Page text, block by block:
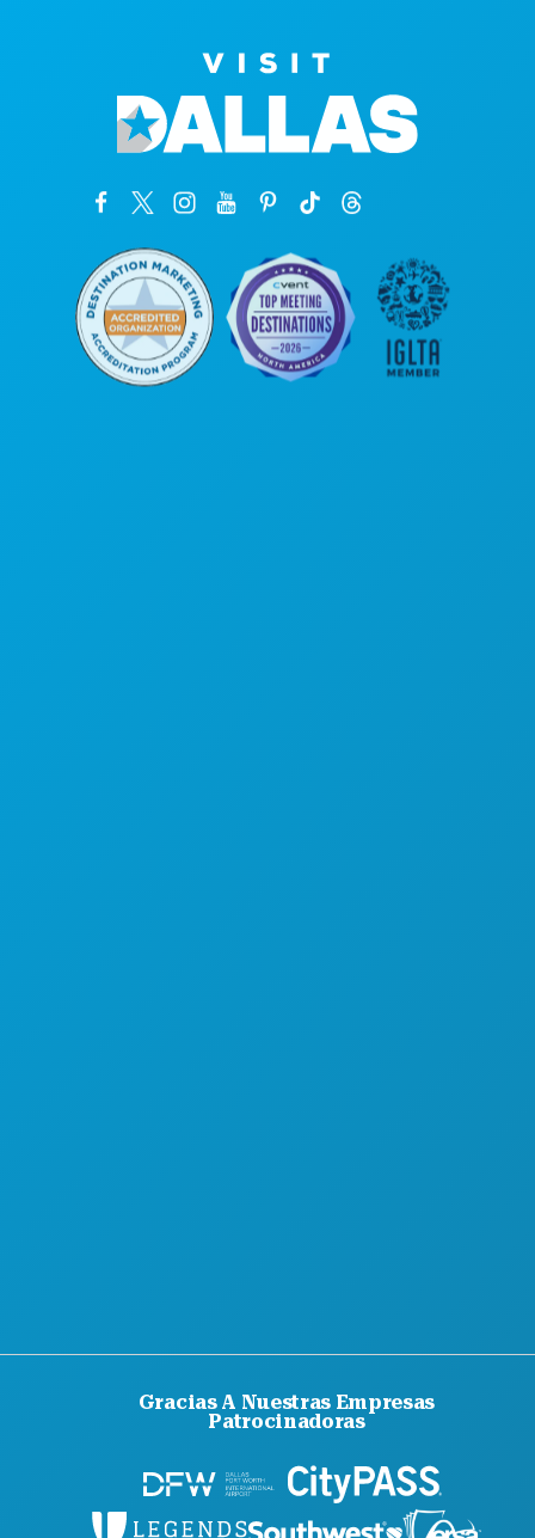
Gracias A Nuestras Empresas
Patrocinadoras